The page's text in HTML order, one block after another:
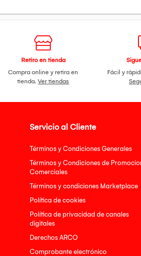
Retiro en tienda
Compra online y retira en
tienda.Ver tiendas
Fácil y
Servicio al Cliente
Términos y Condiciones Generales
Términos y Condiciones de
Comerciales
Términos y condiciones Marketplace
Política de cookies
Política de privacidad de canales
digitales
Derechos ARCO
Comprobante electrónico